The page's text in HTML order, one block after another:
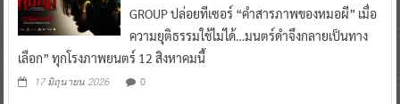
GROUP ปล่อยทีเซอร์ “คำสารภาพของหมอผี” เมื่อ
ความยุติธรรมใช้ไม่ได้…มนตร์ดำจึงกลายเป็นทาง
เลือก” ทุกโรงภาพยนตร์ 12 สิงหาคมนี้
17 มิถุนายน 2026 0